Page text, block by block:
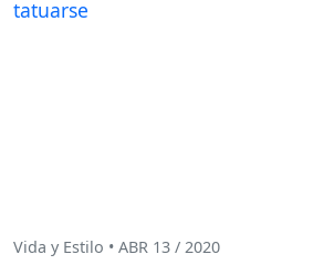
Vida y Estilo • ABR 13 / 2020